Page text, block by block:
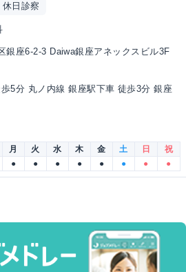
休日診察
銀座6-2-3 Daiwa銀座アネックスビル3F
5分 丸ノ内線 銀座駅下車 徒歩3分 銀座
月 火 水 木 金 土 日
祝
● ● ● ● ● ● ● ●